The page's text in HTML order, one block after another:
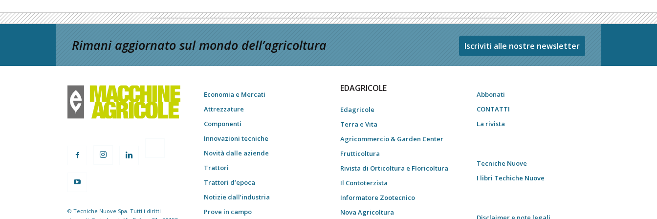
Rimani aggiornato sul mondo dell’agricoltura Iscriviti alle nostre newsletter
© Tecniche Nuove Spa. Tutti i diritti
Economia e Mercati
Attrezzature
Componenti
Innovazioni tecniche
Novità dalle aziende
Trattori
Trattori d’epoca
Notizie dall’industria
Prove in campo
EDAGRICOLE
Edagricole
Terra e Vita
Agricommercio & Garden Center
Frutticoltura
Rivista di Orticoltura e Floricoltura
Il Contoterzista
Informatore Zootecnico
Nova Agricoltura
Abbonati
CONTATTI
La rivista
Tecniche Nuove
I libri Techiche Nuove